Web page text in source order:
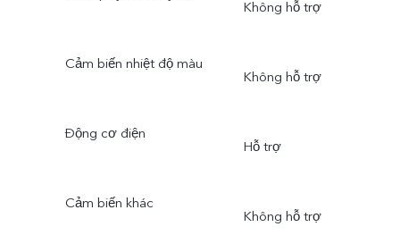
Không hỗ trợ
Cảm biến nhiệt độ màu
Không hỗ trợ
Động cơ điện
Hỗ trợ
Cảm biến khác
Không hỗ trợ